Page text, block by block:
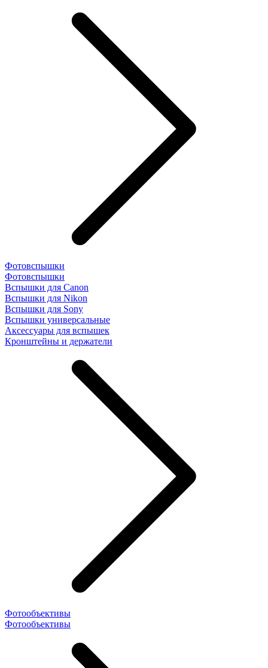
Фотовспышки
Фотовспышки
Вспышки для Canon
Вспышки для Nikon
Вспышки для Sony
Вспышки универсальные
Аксесcуары для вспышек
Кронштейны и держатели
Фотообъективы
Фотообъективы